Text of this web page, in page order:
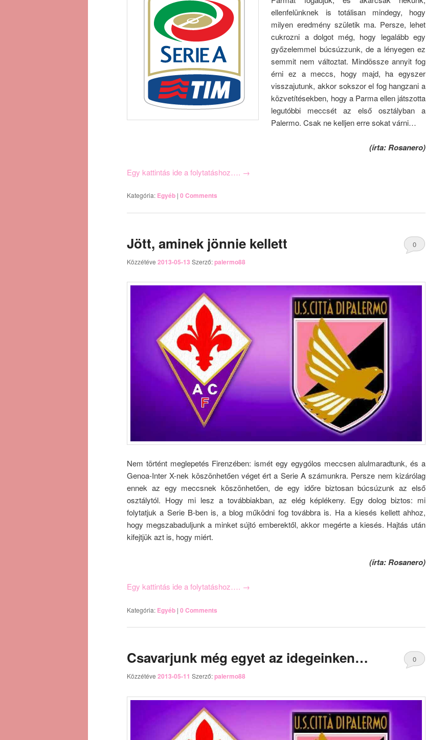
ellenfelünknek is totálisan mindegy, hogy
milyen eredmény születik ma. Persze, lehet
cukrozni a dolgot még, hogy legalább egy
győzelemmel búcsúzzunk, de a lényegen ez
semmit nem változtat. Mindössze annyit fog
érni ez a meccs, hogy majd, ha egyszer
visszajutunk, akkor sokszor el fog hangzani a
közvetítésekben, hogy a Parma ellen játszotta
legutóbbi meccsét az első osztályban a
Palermo. Csak ne kelljen erre sokat várni…
(írta: Rosanero)
Egy kattintás ide a folytatáshoz…. →
Kategória: Egyéb | 0 Comments
Jött, aminek jönnie kellett
Közzétéve 2013-05-13 Szerző:palermo88
0
Nem történt meglepetés Firenzében: ismét egy egygólos meccsen alulmaradtunk, és a
Genoa-Inter X-nek köszönhetően véget ért a Serie A számunkra. Persze nem kizárólag
ennek az egy meccsnek köszönhetően, de egy időre biztosan búcsúzunk az első
osztálytól. Hogy mi lesz a továbbiakban, az elég képlékeny. Egy dolog biztos: mi
folytatjuk a Serie B-ben is, a blog működni fog továbbra is. Ha a kiesés kellett ahhoz,
hogy megszabaduljunk a minket sújtó emberektől, akkor megérte a kiesés. Hajtás után
kifejtjük azt is, hogy miért.
(írta: Rosanero)
Egy kattintás ide a folytatáshoz…. →
Kategória: Egyéb | 0 Comments
Csavarjunk még egyet az idegeinken…
Közzétéve 2013-05-11 Szerző:palermo88
0